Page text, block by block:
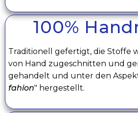
100%
Traditionell gefertigt, die Stoffe
von Hand zugeschnitten und
gehandelt und unter den
fahion" hergestellt.